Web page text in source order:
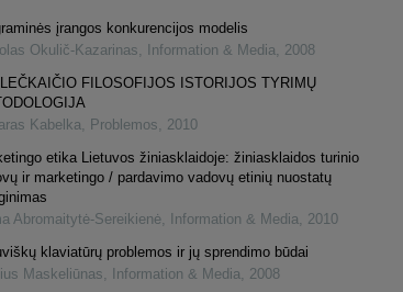
įrangos konkurencijos modelis
Okulič-Kazarinas, Information & Media, 2008
FILOSOFIJOS ISTORIJOS TYRIMŲ
Kabelka, Problemos, 2010
etika Lietuvos žiniasklaidoje: žiniasklaidos turinio
ir marketingo / pardavimo vadovų etinių nuostatų
Abromaitytė-Sereikienė, Information & Media, 2010
klaviatūrų problemos ir jų sprendimo būdai
Maskeliūnas, Information & Media, 2008